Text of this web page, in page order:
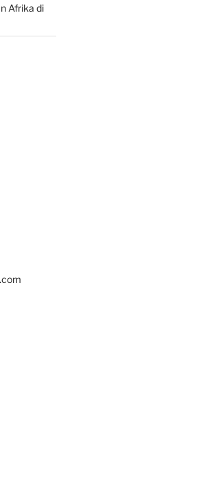
Afrika di